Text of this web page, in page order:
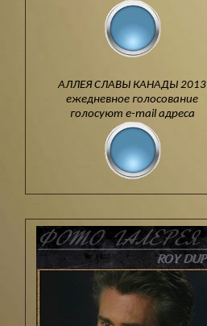
АЛЛЕЯ СЛАВЫ КАНАДЫ 2013
ежедневное голосование
голосуют e-mail адреса